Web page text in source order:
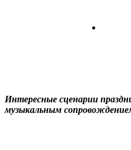
Интересные сценарии
музыкальным